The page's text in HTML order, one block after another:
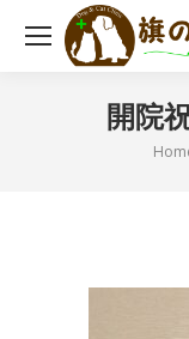
開院
現